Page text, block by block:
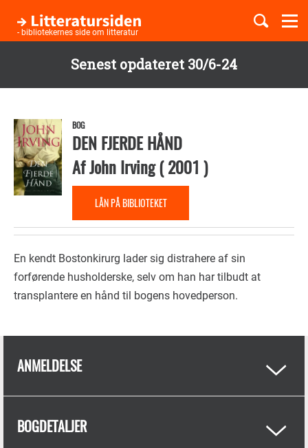
Senest opdateret 30/6-24
hovedindhold
- bibliotekernes side om litteratur
Børnebøger
Temaer
BOG
DEN FJERDE HÅND
AfJohn Irving(2001 )
LÅN PÅ BIBLIOTEKET
En kendt Bostonkirurg lader sig distrahere af sin
forførende husholderske, selv om han har tilbudt at
transplantere en hånd til bogens hovedperson.
ANMELDELSE
BOGDETALJER